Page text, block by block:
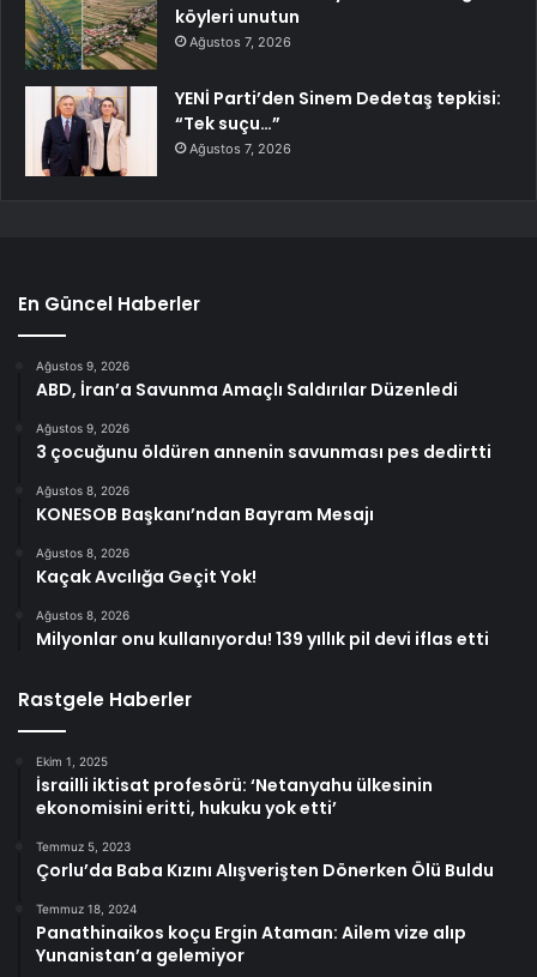
köyleri unutun
Ağustos 7, 2026
YENİ Parti’den Sinem Dedetaş tepkisi:
“Tek suçu…”
Ağustos 7, 2026
En Güncel Haberler
Ağustos 9, 2026
ABD, İran’a Savunma Amaçlı Saldırılar Düzenledi
Ağustos 9, 2026
3 çocuğunu öldüren annenin savunması pes dedirtti
Ağustos 8, 2026
KONESOB Başkanı’ndan Bayram Mesajı
Ağustos 8, 2026
Kaçak Avcılığa Geçit Yok!
Ağustos 8, 2026
Milyonlar onu kullanıyordu! 139 yıllık pil devi iflas etti
Rastgele Haberler
Ekim 1, 2025
İsrailli iktisat profesörü: ‘Netanyahu ülkesinin
ekonomisini eritti, hukuku yok etti’
Temmuz 5, 2023
Çorlu’da Baba Kızını Alışverişten Dönerken Ölü Buldu
Temmuz 18, 2024
Panathinaikos koçu Ergin Ataman: Ailem vize alıp
Yunanistan’a gelemiyor